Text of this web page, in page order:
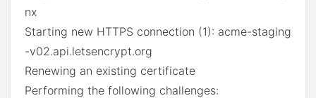
nx
Starting new HTTPS connection (1): acme-staging
-v02.api.letsencrypt.org
Renewing an existing certificate
Performing the following challenges: